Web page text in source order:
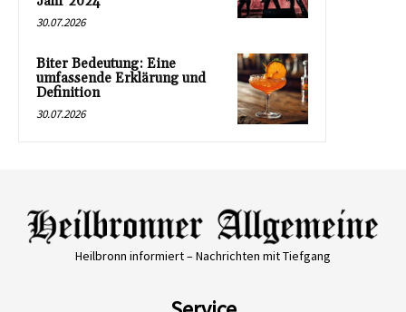
30.07.2026
Biter Bedeutung: Eine
umfassende Erklärung und
Definition
30.07.2026
Heilbronn informiert – Nachrichten mit Tiefgang